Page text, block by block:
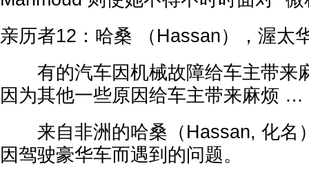
亲历者12：哈桑 （Hassan），渥太
有的汽车因机械故障给车主带来
因为其他一些原因给车主带来麻烦 …
来自非洲的哈桑（Hassan, 化名
因驾驶豪华车而遇到的问题。